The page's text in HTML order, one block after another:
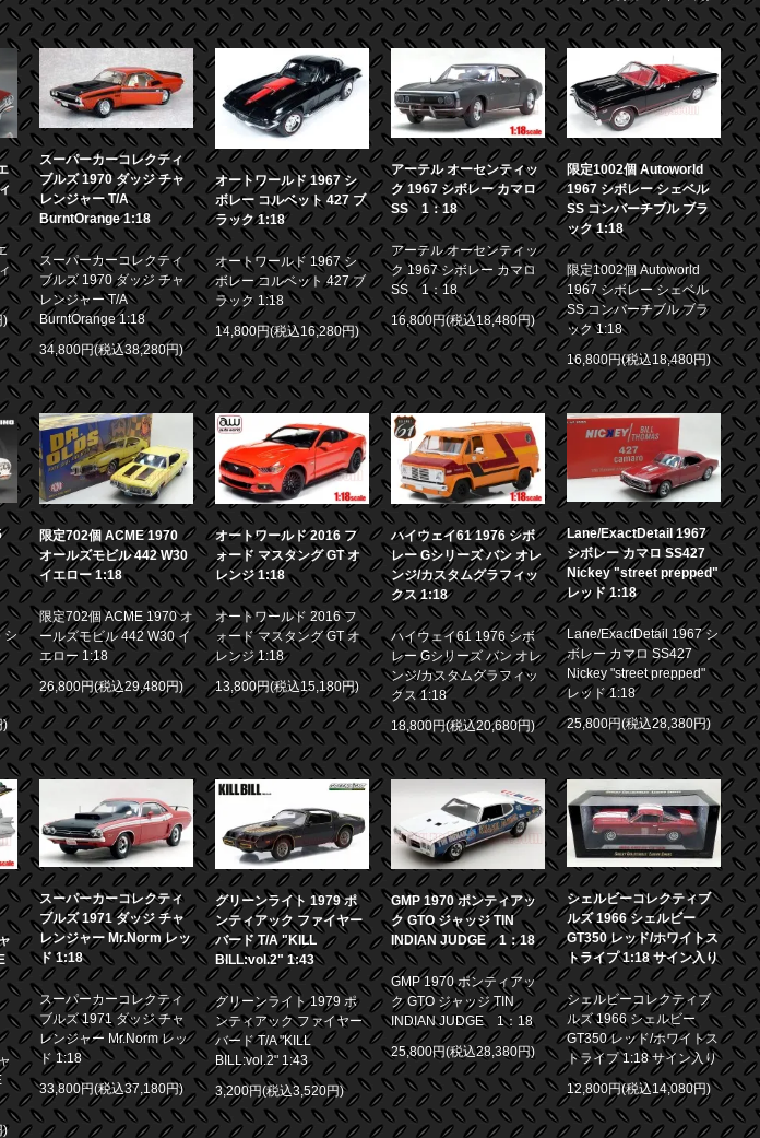
)
スーパーカーコレクティ
ブルズ 1970 ダッジ チャ
レンジャー T/A
BurntOrange 1:18
スーパーカーコレクティ
ブルズ 1970 ダッジ チャ
レンジャー T/A
BurntOrange 1:18
34,800円(税込38,280円)
オートワールド 1967 シ
ボレー コルベット 427 ブ
ラック 1:18
オートワールド 1967 シ
ボレー コルベット 427 ブ
ラック 1:18
14,800円(税込16,280円)
アーテル オーセンティッ
ク 1967 シボレー カマロ
SS 1：18
アーテル オーセンティッ
ク 1967 シボレー カマロ
SS 1：18
16,800円(税込18,480円)
限定1002個 Autoworld
1967 シボレー シェベル
SS コンバーチブル ブラ
ック 1:18
限定1002個 Autoworld
1967 シボレー シェベル
SS コンバーチブル ブラ
ック 1:18
16,800円(税込18,480円)
シ
)
限定702個 ACME 1970
オールズモビル 442 W30
イエロー 1:18
限定702個 ACME 1970 オ
ールズモビル 442 W30 イ
エロー 1:18
26,800円(税込29,480円)
オートワールド 2016 フ
ォード マスタング GT オ
レンジ 1:18
オートワールド 2016 フ
ォード マスタング GT オ
レンジ 1:18
13,800円(税込15,180円)
ハイウェイ61 1976 シボ
レー Gシリーズ バン オレ
ンジ/カスタムグラフィッ
クス 1:18
ハイウェイ61 1976 シボ
レー Gシリーズ バン オレ
ンジ/カスタムグラフィッ
クス 1:18
18,800円(税込20,680円)
Lane/ExactDetail 1967
シボレー カマロ SS427
Nickey "street prepped"
レッド 1:18
Lane/ExactDetail 1967 シ
ボレー カマロ SS427
Nickey "street prepped"
レッド 1:18
25,800円(税込28,380円)
)
スーパーカーコレクティ
ブルズ 1971 ダッジ チャ
レンジャー Mr.Norm レッ
ド 1:18
スーパーカーコレクティ
ブルズ 1971 ダッジ チャ
レンジャー Mr.Norm レッ
ド 1:18
33,800円(税込37,180円)
グリーンライト 1979 ポ
ンティアック ファイヤー
バード T/A "KILL
BILL:vol.2" 1:43
グリーンライト 1979 ポ
ンティアック ファイヤー
バード T/A "KILL
BILL:vol.2" 1:43
3,200円(税込3,520円)
GMP 1970 ポンティアッ
ク GTO ジャッジ TIN
INDIAN JUDGE 1：18
GMP 1970 ポンティアッ
ク GTO ジャッジ TIN
INDIAN JUDGE 1：18
25,800円(税込28,380円)
シェルビーコレクティブ
ルズ 1966 シェルビー
GT350 レッド/ホワイトス
トライプ 1:18 サイン入り
シェルビーコレクティブ
ルズ 1966 シェルビー
GT350 レッド/ホワイトス
トライプ 1:18 サイン入り
12,800円(税込14,080円)